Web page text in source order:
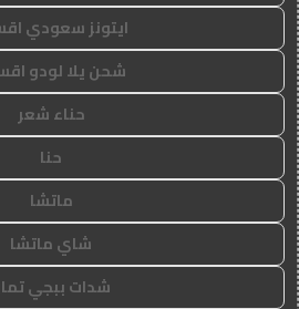
ايتونز سعودي
شحن يلا لودو
حناء شعر
حنا
ماتشا
شاي ماتشا
شدات ببجي